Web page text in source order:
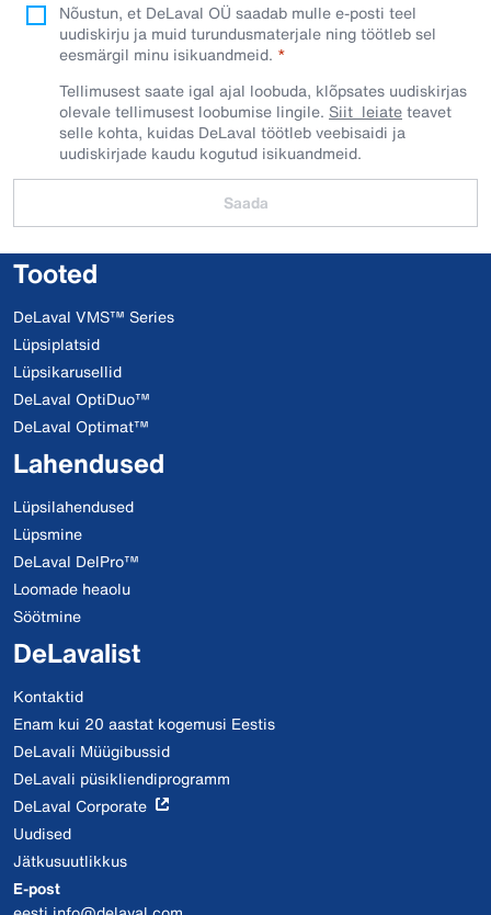
Nõustun, et DeLaval OÜ saadab mulle e-posti teel
uudiskirju ja muid turundusmaterjale ning töötleb sel
eesmärgil minu isikuandmeid.​
Tellimusest saate igal ajal loobuda, klõpsates uudiskirjas
olevale tellimusest loobumise lingile. Siit leiateteavet
selle kohta, kuidas DeLaval töötleb veebisaidi ja
uudiskirjade kaudu kogutud isikuandmeid.
Saada
Tooted
DeLaval VMS™ Series
Lüpsiplatsid
Lüpsikarusellid
DeLaval OptiDuo™
DeLaval Optimat™
Lahendused
Lüpsilahendused
Lüpsmine
DeLaval DelPro™
Loomade heaolu
Söötmine
DeLavalist
Kontaktid
Enam kui 20 aastat kogemusi Eestis
DeLavali Müügibussid
DeLavali püsikliendiprogramm
DeLaval Corporate
Uudised
Jätkusuutlikkus
E-post